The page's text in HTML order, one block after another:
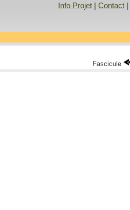
Info Projet| Contact|
Fascicule